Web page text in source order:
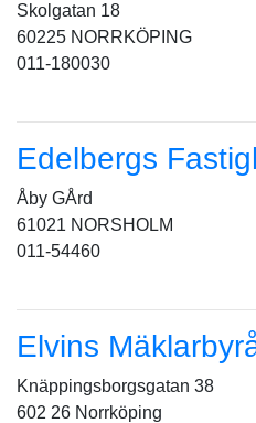
Skolgatan 18
60225 NORRKÖPING
011-180030
Edelbergs
Åby GÅrd
61021 NORSHOLM
011-54460
Elvins
Knäppingsborgsgatan 38
602 26 Norrköping